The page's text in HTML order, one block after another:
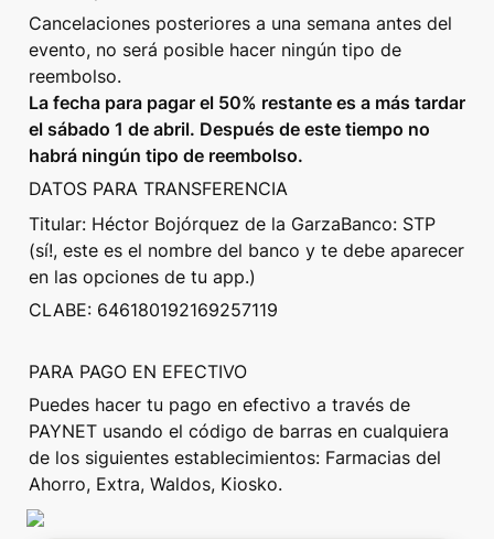
Cancelaciones posteriores a una semana antes del
evento, no será posible hacer ningún tipo de
La fecha para pagar el 50% restante es a más tardar
el sábado 1 de abril. Después de este tiempo no
habrá ningún tipo de reembolso.
DATOS PARA TRANSFERENCIA
Titular: Héctor Bojórquez de la GarzaBanco: STP
(sí!, este es el nombre del banco y te debe aparecer
en las opciones de tu app.)
CLABE: 646180192169257119
PARA PAGO EN EFECTIVO
Puedes hacer tu pago en efectivo a través de
PAYNET usando el código de barras en cualquiera
de los siguientes establecimientos: Farmacias del
Ahorro, Extra, Waldos, Kiosko.